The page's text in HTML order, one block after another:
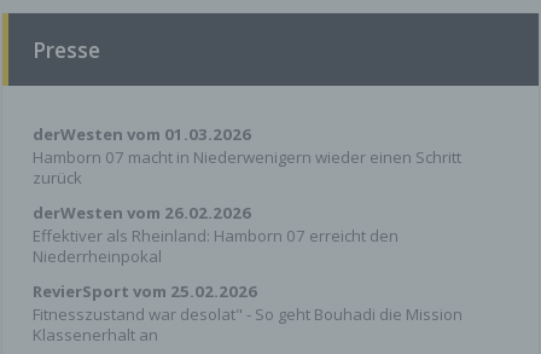
Presse
derWesten vom 01.03.2026
Hamborn 07 macht in Niederwenigern wieder einen Schritt
zurück
derWesten vom 26.02.2026
Effektiver als Rheinland: Hamborn 07 erreicht den
Niederrheinpokal
RevierSport vom 25.02.2026
Fitnesszustand war desolat" - So geht Bouhadi die Mission
Klassenerhalt an
unter folgendem Link
age_controller_addendum
selbstständig in Ihrem Nutzer-Account
anpassen. Klicken Sie hierzu auf folgenden
Link und loggen Sie sich
ein: https://www.facebook.com/settings?tab=ads
Details entnehmen Sie der Datenschutzerklärung
Facebook:https://www.facebook.com/about/privac
y/.